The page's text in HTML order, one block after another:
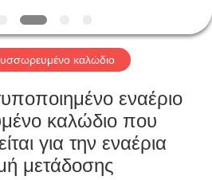
καλώδιο
εναέριο
καλώδιο που
για την εναέρια
μετάδοσης